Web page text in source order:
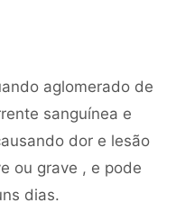
aglomerado de
sanguínea e
dor e lesão
ou grave , e pode
dias.